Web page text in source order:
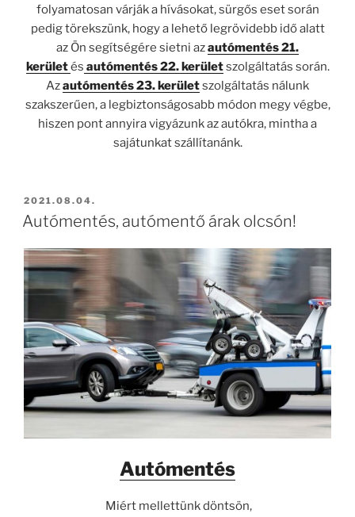
folyamatosan várják a hívásokat, sürgős eset során
pedig törekszünk, hogy a lehető legrövidebb idő alatt
az Ön segítségére sietni azautómentés 21.
kerületés autómentés 22. kerületszolgáltatás során.
Azautómentés 23. kerületszolgáltatás nálunk
szakszerűen, a legbiztonságosabb módon megy végbe,
hiszen pont annyira vigyázunk az autókra, mintha a
sajátunkat szállítanánk.
BEKÜLDVE:
2021.08.04.
Autómentés, autómentő árak olcsón!
Autómentés
Miért mellettünk döntsön,